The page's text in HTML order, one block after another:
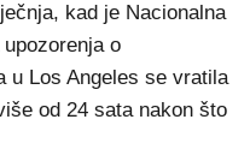
kad je Nacionalna
o
u Los Angeles se vratila
od 24 sata nakon što